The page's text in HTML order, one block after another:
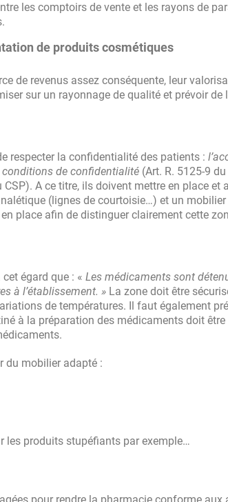
les comptoirs de vente et les rayons de
de produits cosmétiques
de revenus assez conséquente, leur
sur un rayonnage de qualité et prévoir de
respecter la confidentialité des patients :
conditions de confidentialité (Art. R. 5125-9 du
CSP). A ce titre, ils doivent mettre en place
(lignes de courtoisie…) et un
place afin de distinguer clairement cette
égard que : « Les médicaments sont
à l’établissement. » La zone doit être
de températures. Il faut également
à la préparation des médicaments doit être
du mobilier adapté :
les produits stupéfiants par exemple…